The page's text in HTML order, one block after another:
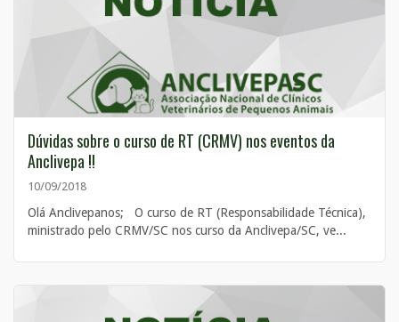
Dúvidas sobre o curso de RT (CRMV) nos eventos da
Anclivepa !!
10/09/2018
Olá Anclivepanos; O curso de RT (Responsabilidade Técnica),
ministrado pelo CRMV/SC nos curso da Anclivepa/SC, ve...